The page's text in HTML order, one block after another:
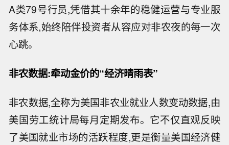
A类79号行员,凭借其十余年的稳健运营与专业服
务体系,始终陪伴投资者从容应对非农夜的每一次
心跳。
非农数据:牵动金价的“经济晴雨表”
非农数据,全称为美国非农业就业人数变动数据,由
美国劳工统计局每月定期发布。它不仅直观反映
了美国就业市场的活跃程度,更是衡量美国经济健